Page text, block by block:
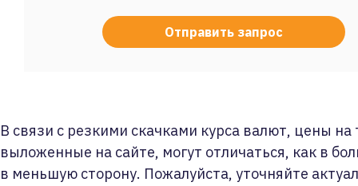
В связи с резкими скачками курса валют, цены на
выложенные на сайте, могут отличаться, как в
в меньшую сторону. Пожалуйста, уточняйте